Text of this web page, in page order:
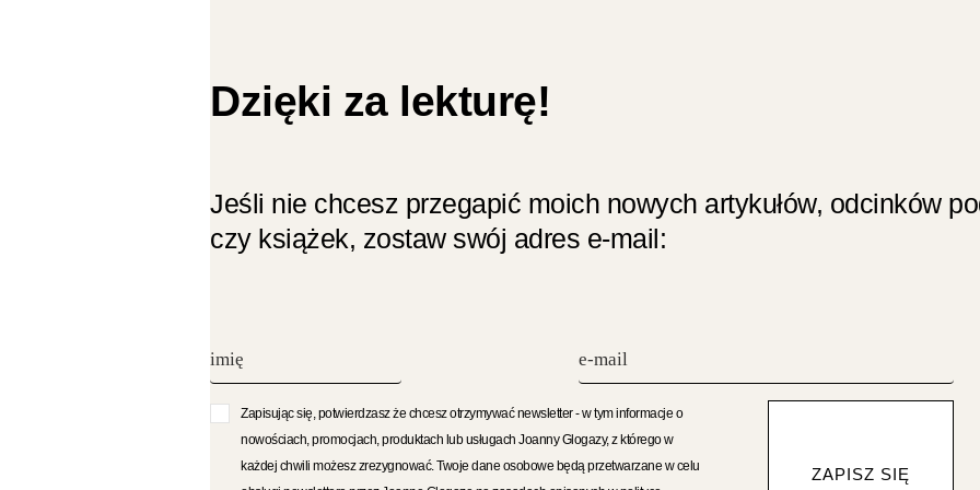
Dzięki za lekturę!
Jeśli nie chcesz przegapić moich nowych artykułów, odcinków
czy książek, zostaw swój adres e-mail:
Zapisując się, potwierdzasz że chcesz otrzymywać newsletter - w tym informacje o
nowościach, promocjach, produktach lub usługach Joanny Glogazy, z którego w
każdej chwili możesz zrezygnować. Twoje dane osobowe będą przetwarzane w celu
ZAPISZ SIĘ